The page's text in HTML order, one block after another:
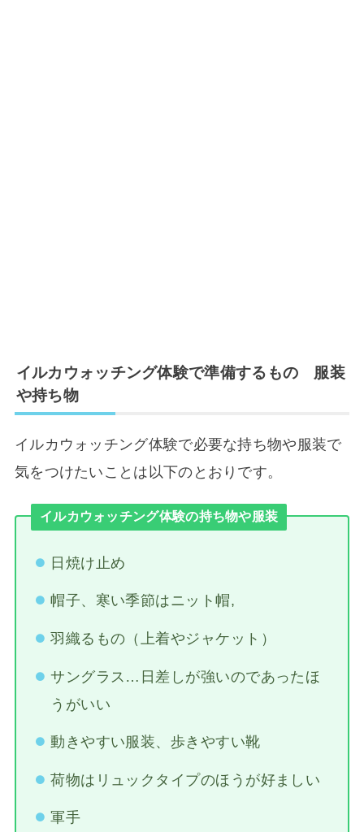
イルカウォッチング体験で準備するもの 服装
や持ち物
イルカウォッチング体験で必要な持ち物や服装で
気をつけたいことは以下のとおりです。
イルカウォッチング体験の持ち物や服装
日焼け止め
帽子、寒い季節はニット帽,
羽織るもの（上着やジャケット）
サングラス…日差しが強いのであったほ
うがいい
動きやすい服装、歩きやすい靴
荷物はリュックタイプのほうが好ましい
軍手